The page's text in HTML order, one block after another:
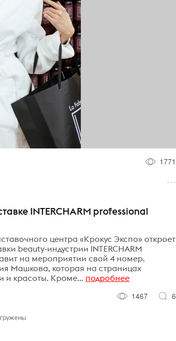
1771
INTERCHARM professional
центра «Крокус Экспо» откроет
beauty-индустрии INTERCHARM
на мероприятии свой 4 номер.
Машкова, которая на страницах
и красоты. Кроме... подробнее
1467
6